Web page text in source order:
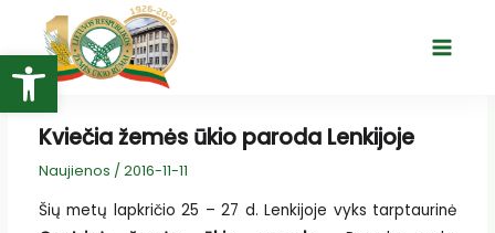
Open toolbar
turinio
Main
Kviečia žemės ūkio paroda Lenkijoje
Naujienos / 2016-11-11
Šių metų lapkričio 25 – 27 d. Lenkijoje vyks tarptaurinė